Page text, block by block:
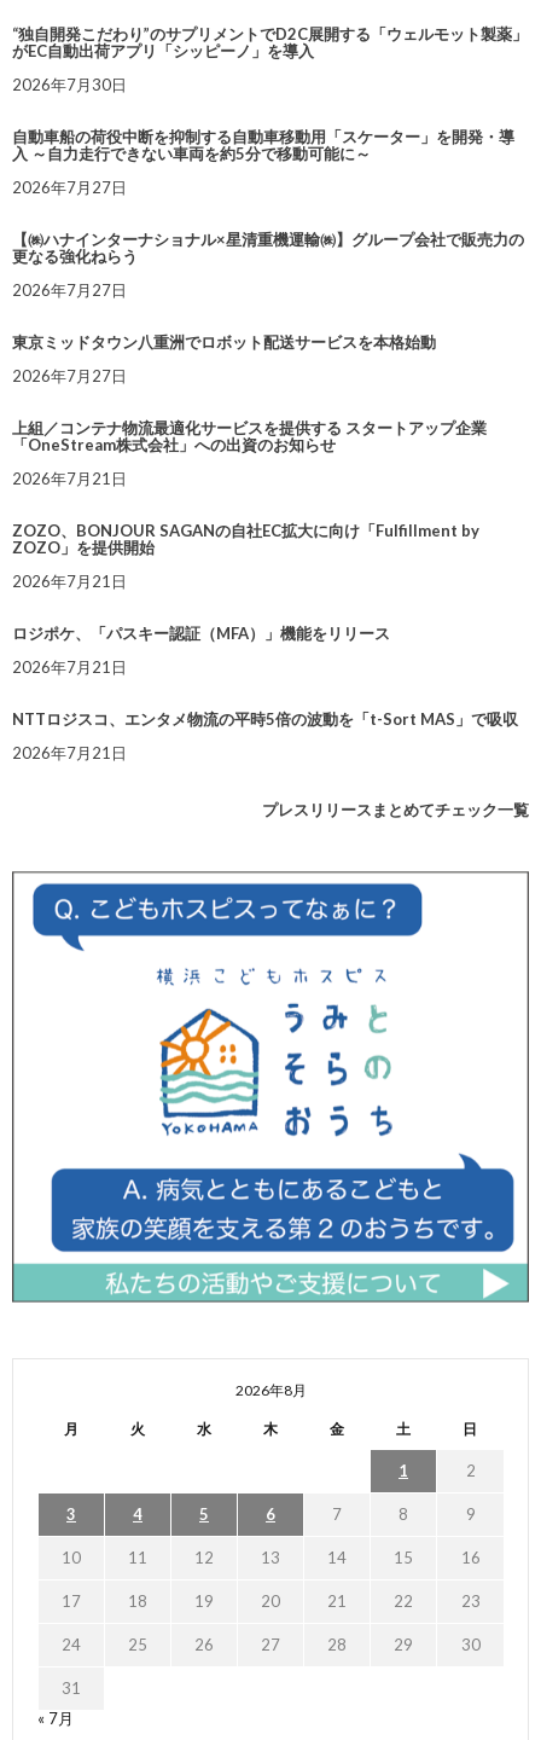
“独自開発こだわり”のサプリメントでD2C展開する「ウェルモット製薬」
がEC自動出荷アプリ「シッピーノ」を導入
2026年7月30日
自動車船の荷役中断を抑制する自動車移動用「スケーター」を開発・導
入 ～自力走行できない車両を約5分で移動可能に～
2026年7月27日
【㈱ハナインターナショナル×星清重機運輸㈱】グループ会社で販売力の
更なる強化ねらう
2026年7月27日
東京ミッドタウン八重洲でロボット配送サービスを本格始動
2026年7月27日
上組／コンテナ物流最適化サービスを提供する スタートアップ企業
「OneStream株式会社」への出資のお知らせ
2026年7月21日
ZOZO、BONJOUR SAGANの自社EC拡大に向け「Fulfillment by
ZOZO」を提供開始
2026年7月21日
ロジポケ、「パスキー認証（MFA）」機能をリリース
2026年7月21日
NTTロジスコ、エンタメ物流の平時5倍の波動を「t-Sort MAS」で吸収
2026年7月21日
プレスリリースまとめてチェック一覧
2026年8月
月 火 水 木 金 土 日
1 2
3 4 5 6 7 8 9
10 11 12 13 14 15 16
17 18 19 20 21 22 23
24 25 26 27 28 29 30
31
« 7月